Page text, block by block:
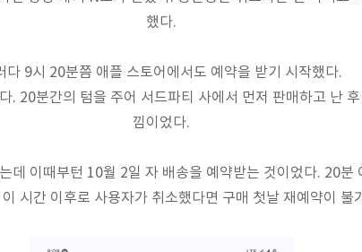
했다.
다 9시 20분쯤 애플 스토어에서도 예약을 받기 시작했다.
. 20분간의 텀을 주어 서드파티 사에서 먼저 판매하고 난
낌이었다.
데 이때부턴 10월 2일 자 배송을 예약받는 것이었다. 20분
시간 이후로 사용자가 취소했다면 구매 첫날 재예약이 불